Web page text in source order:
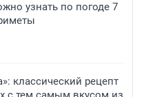
узнать по погоде 7
классический рецепт